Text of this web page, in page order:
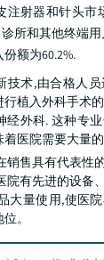
注射器和针头市
所和其他终端用
额为60.2%.
技术,由合格人员
植入外科手术
经外科. 这种专
医院需要大量
销售具有代表性
院有先进的设备
大量使用,使医
。